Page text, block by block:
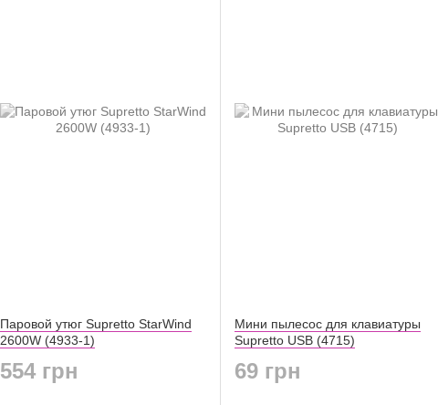
Паровой утюг Supretto StarWind
2600W (4933-1)
554 грн
Мини пылесос для клавиатуры
Supretto USB (4715)
69 грн